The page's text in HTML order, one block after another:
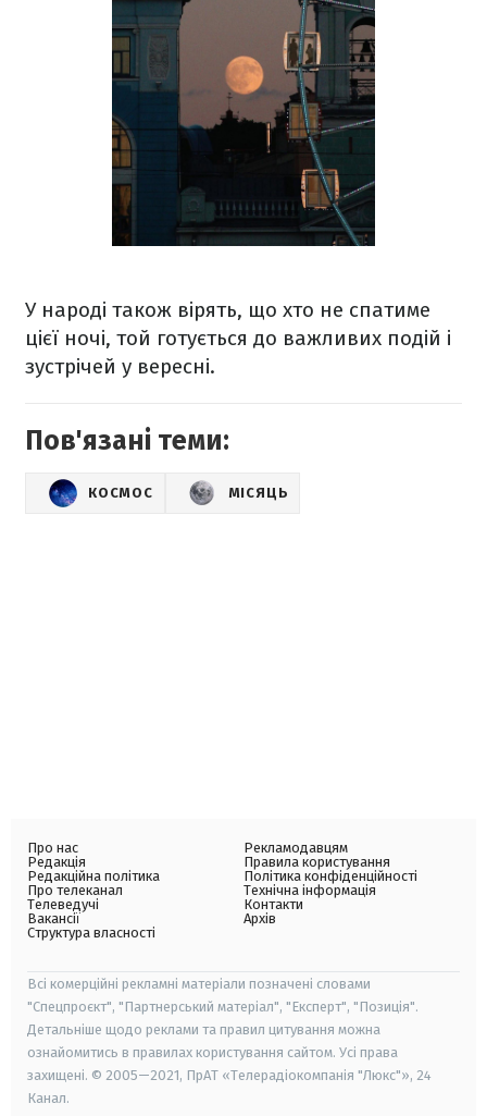
У народі також вірять, що хто не спатиме
цієї ночі, той готується до важливих подій і
зустрічей у вересні.
Пов'язані теми:
КОСМОС МІСЯЦЬ
Про нас
Редакція
Редакційна політика
Про телеканал
Телеведучі
Вакансії
Структура власності
Рекламодавцям
Правила користування
Політика конфіденційності
Технічна інформація
Контакти
Архів
Всі комерційні рекламні матеріали позначені словами
"Спецпроєкт", "Партнерський матеріал", "Експерт", "Позиція".
Детальніше щодо реклами та правил цитування можна
ознайомитись в правилах користування сайтом. Усі права
захищені. © 2005—2021, ПрАТ «Телерадіокомпанія "Люкс"», 24
Канал.